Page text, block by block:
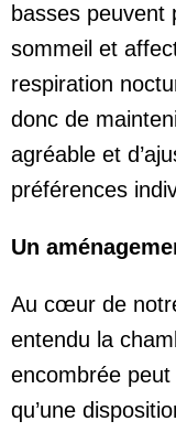
basses peuvent
sommeil et
respiration
donc de
agréable et
préférences
Un
Au cœur de
entendu la
encombrée
qu’une